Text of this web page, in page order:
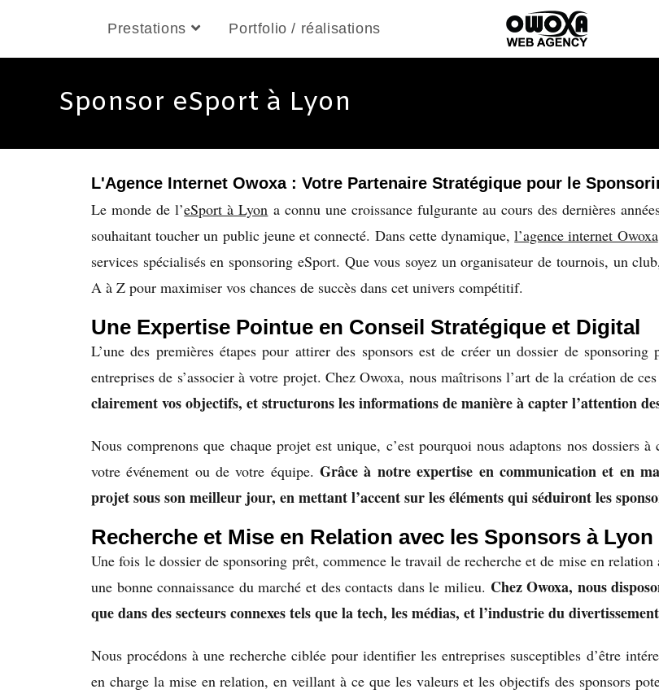
Prestations Portfolio / réalisations
Sponsor eSport à Lyon
L'Agence Internet Owoxa : Votre Partenaire Stratégique pour le
Le monde de l’eSport à Lyon a connu une croissance fulgurante au cours des dernières
souhaitant toucher un public jeune et connecté. Dans cette dynamique,l’agence internet Owoxa
services spécialisés en sponsoring eSport. Que vous soyez un organisateur de tournois, un
A à Z pour maximiser vos chances de succès dans cet univers compétitif.
Une Expertise Pointue en Conseil Stratégique et Digital
L’une des premières étapes pour attirer des sponsors est de créer un dossier de
entreprises de s’associer à votre projet. Chez Owoxa, nous maîtrisons l’art de la création de
clairement vos objectifs, et structurons les informations de manière à capter l’attention
Nous comprenons que chaque projet est unique, c’est pourquoi nous adaptons nos dossiers
votre événement ou de votre équipe.Grâce à notre expertise en communication et en
projet sous son meilleur jour, en mettant l’accent sur les éléments qui séduiront les
Recherche et Mise en Relation avec les Sponsors à Lyon
Une fois le dossier de sponsoring prêt, commence le travail de recherche et de mise en
une bonne connaissance du marché et des contacts dans le milieu. Chez Owoxa, nous
que dans des secteurs connexes tels que la tech, les médias, et l’industrie du
Nous procédons à une recherche ciblée pour identifier les entreprises susceptibles d’être
en charge la mise en relation, en veillant à ce que les valeurs et les objectifs des sponsors